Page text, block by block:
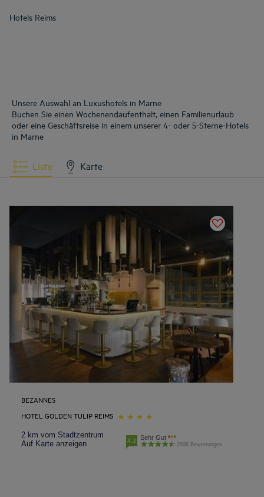
Hotels Reims
Unsere Auswahl an Luxushotels in Marne
Buchen Sie einen Wochenendaufenthalt, einen Familienurlaub
oder eine Geschäftsreise in einem unserer 4- oder 5-Sterne-Hotels
in Marne
Liste Karte
BEZANNES
HOTEL GOLDEN TULIP REIMS
2 km vom Stadtzentrum
Auf Karte anzeigen
4.3 Sehr Gut
2806 Bewertungen